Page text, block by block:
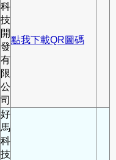
科
技
開
發
有
限
公
司
點我下載QR圖碼
好
馬
科
技